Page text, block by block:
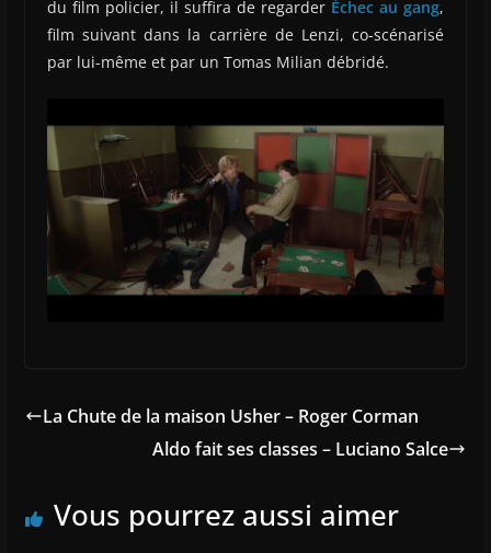
du film policier, il suffira de regarder Échec au gang,
film suivant dans la carrière de Lenzi, co-scénarisé
par lui-même et par un Tomas Milian débridé.
La Chute de la maison Usher – Roger Corman
Aldo fait ses classes – Luciano Salce
Vous pourrez aussi aimer